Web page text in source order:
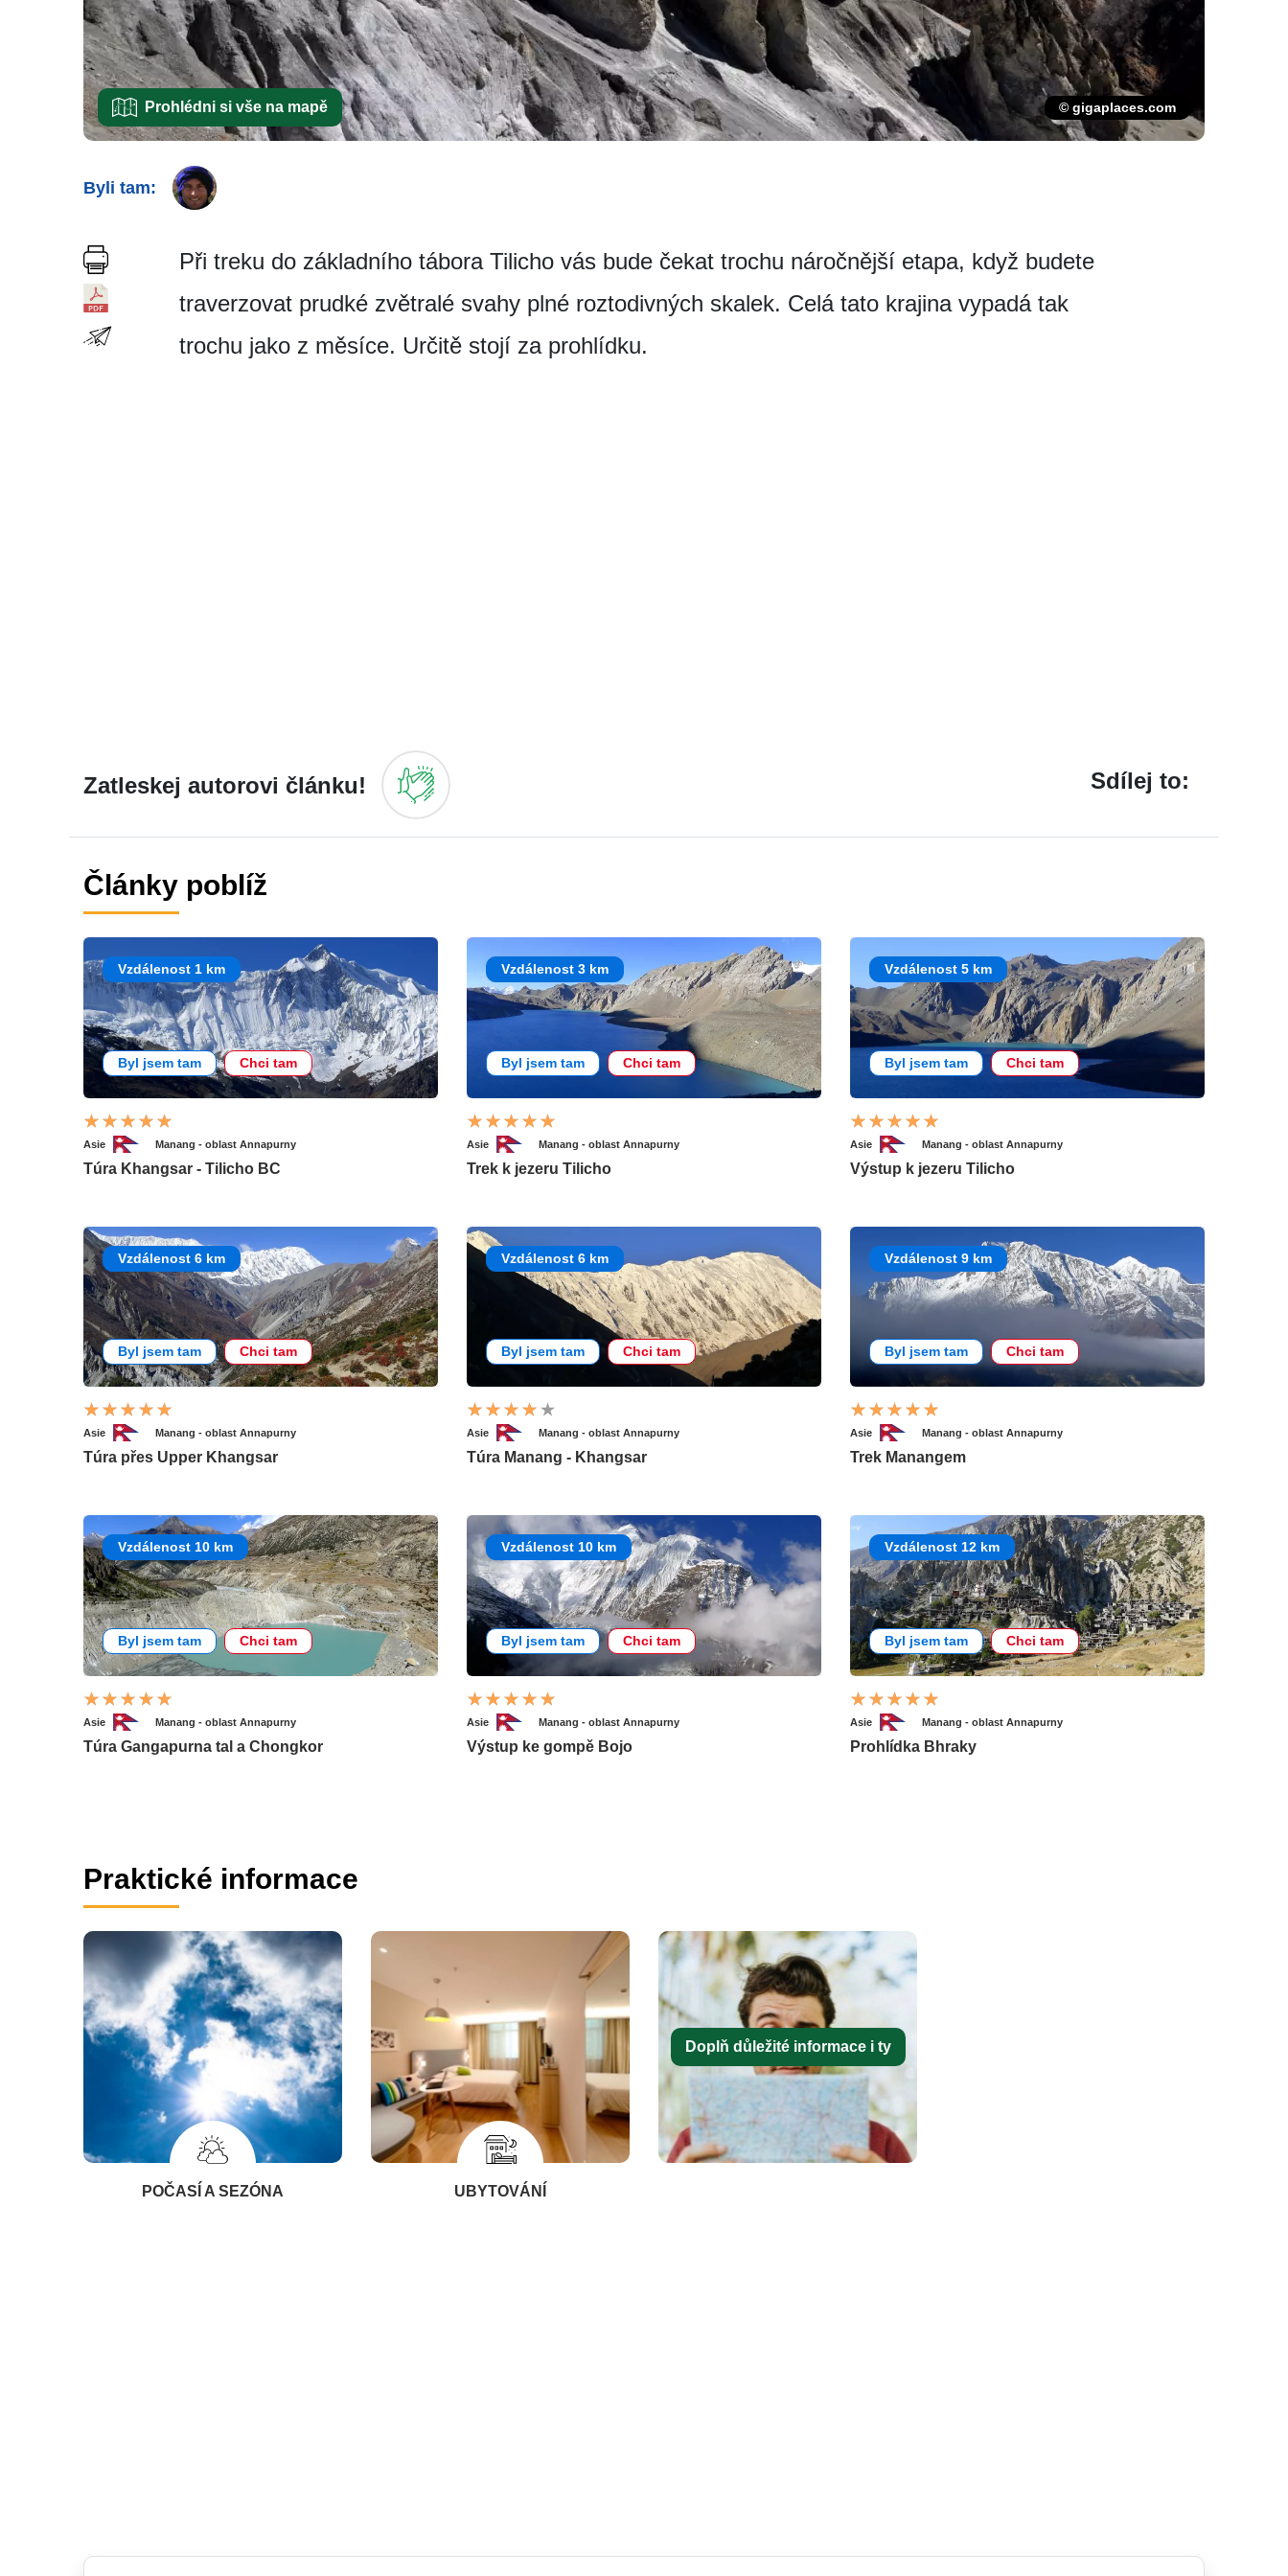
Prohlédni si vše na mapě © gigaplaces.com
Byli tam:
Při treku do základního tábora Tilicho vás bude čekat trochu náročnější etapa, když budete
traverzovat prudké zvětralé svahy plné roztodivných skalek. Celá tato krajina vypadá tak
trochu jako z měsíce. Určitě stojí za prohlídku.
Zatleskej autorovi článku! Sdílej to:
Články poblíž
Vzdálenost 1 km
Byl jsem tam Chci tam
Asie Manang - oblast Annapurny
Túra Khangsar - Tilicho BC
Vzdálenost 3 km
Byl jsem tam Chci tam
Asie Manang - oblast Annapurny
Trek k jezeru Tilicho
Vzdálenost 5 km
Byl jsem tam Chci tam
Asie Manang - oblast Annapurny
Výstup k jezeru Tilicho
Vzdálenost 6 km
Byl jsem tam Chci tam
Asie Manang - oblast Annapurny
Túra přes Upper Khangsar
Vzdálenost 6 km
Byl jsem tam Chci tam
Asie Manang - oblast Annapurny
Túra Manang - Khangsar
Vzdálenost 9 km
Byl jsem tam Chci tam
Asie Manang - oblast Annapurny
Trek Manangem
Vzdálenost 10 km
Byl jsem tam Chci tam
Asie Manang - oblast Annapurny
Túra Gangapurna tal a Chongkor
Vzdálenost 10 km
Byl jsem tam Chci tam
Asie Manang - oblast Annapurny
Výstup ke gompě Bojo
Vzdálenost 12 km
Byl jsem tam Chci tam
Asie Manang - oblast Annapurny
Prohlídka Bhraky
Praktické informace
POČASÍ A SEZÓNA UBYTOVÁNÍ
Doplň důležité informace i ty